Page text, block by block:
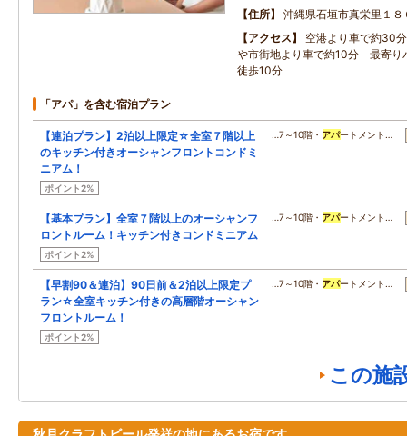
住所
沖縄県石垣市真栄里１８
アクセス
空港より車で約30
や市街地より車で約10分 最寄
徒歩10分
「アパ」を含む宿泊プラン
【連泊プラン】2泊以上限定☆全室７階以上
のキッチン付きオーシャンフロントコンドミ
ニアム！
ポイント2%
…7～10階・ アパートメント…
【基本プラン】全室７階以上のオーシャンフ
ロントルーム！キッチン付きコンドミニアム
ポイント2%
…7～10階・ アパートメント…
【早割90＆連泊】90日前＆2泊以上限定プ
ラン☆全室キッチン付きの高層階オーシャン
フロントルーム！
ポイント2%
…7～10階・ アパートメント…
この施